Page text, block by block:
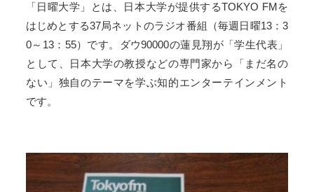
「日曜大学」とは、日本大学が提供するTOKYO FMを
はじめとする37局ネットのラジオ番組（毎週日曜13：3
0～13：55）です。ダウ90000の蓮見翔が「学生代表」
として、日本大学の教授などの専門家から「まだ名の
ない」独自のテーマを学ぶ知的エンターテインメント
です。